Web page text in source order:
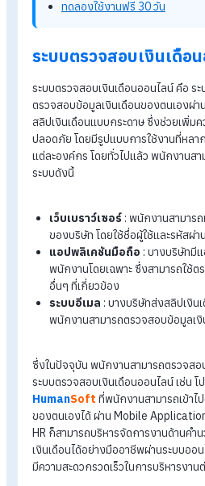
สำคัญอย่างมาก เพราะมีผลต่อค
บริหารจัดการทรัพยากรบุคคลใน
อย่างถูกดำเนินการตรงตามข้อก
สำคัญในการบริหารจัดการทรัพย
รู้จักโปรแกรม HR ของ
ระบบลงเวลาทำงานออนไลน์
ราคาโปรแกรมเงินเดือน เ
ทดลองใช้งานฟรี 30 วัน
ระบบตรวจสอบเงิน
ตรวจสอบข้อมูลเงินเดือนของตน
สลิปเงินเดือนแบบกระดาษ ซึ่งช่วย
ปลอดภัย โดยมีรูปแบบการใช้งา
แต่ละองค์กร โดยทั่วไปแล้ว พนักง
ระบบดังนี้